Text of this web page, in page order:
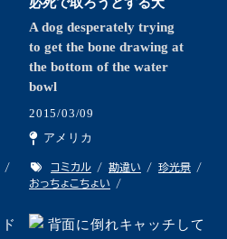
必死で取ろうとする犬
A dog desperately trying
to get the bone drawing at
the bottom of the water
bowl
2015/03/09
アメリカ
コミカル 勘違い
珍光景
おっちょこちょい